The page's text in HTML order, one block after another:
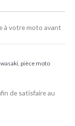
à votre moto avant
pièce moto
de satisfaire au